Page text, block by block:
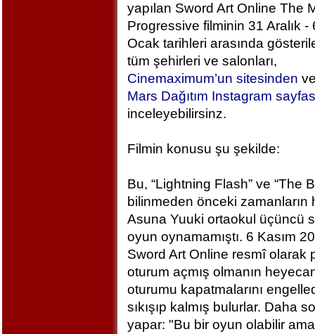
yapılan Sword Art Online The
Progressive filminin 31 Aralık -
Ocak tarihleri arasında
tüm şehirleri ve salonları,
Cinemaximum’un sitesinden
Mars Dağıtım Instagram
inceleyebilirsinz.
Filmin konusu şu şekilde:
Bu, “Lightning Flash” ve “The
bilinmeden önceki zamanların
Asuna Yuuki ortaokul üçüncü
oyun oynamamıştı. 6 Kasım
Sword Art Online resmî olarak
oturum açmış olmanın
oturumu kapatmalarını
sıkışıp kalmış bulurlar. Daha
yapar: "Bu bir oyun olabilir